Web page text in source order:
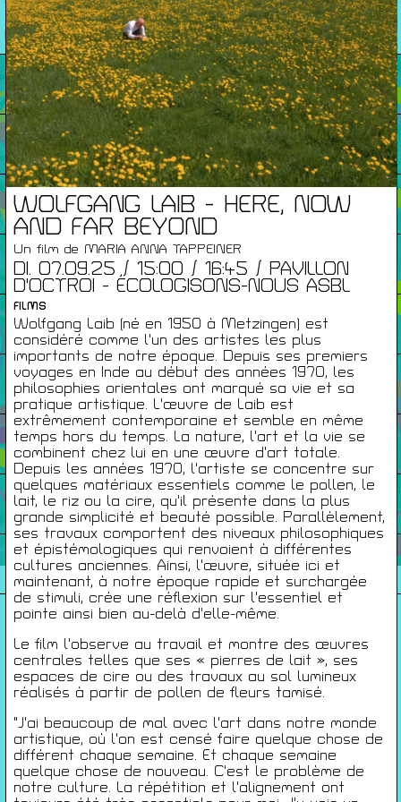
WOLFGANG LAIB - HERE, NOW
AND FAR BEYOND
Un film de MARIA ANNA TAPPEINER
DI. 07.09.25 / 15:00 / 16:45 / PAVILLON
D'OCTROI - ÉCOLOGISONS-NOUS ASBL
FILMS
Wolfgang Laib (né en 1950 à Metzingen) est
considéré comme l'un des artistes les plus
importants de notre époque. Depuis ses premiers
voyages en Inde au début des années 1970, les
philosophies orientales ont marqué sa vie et sa
pratique artistique. L'œuvre de Laib est
extrêmement contemporaine et semble en même
temps hors du temps. La nature, l'art et la vie se
combinent chez lui en une œuvre d'art totale.
Depuis les années 1970, l'artiste se concentre sur
quelques matériaux essentiels comme le pollen, le
lait, le riz ou la cire, qu'il présente dans la plus
grande simplicité et beauté possible. Parallèlement,
ses travaux comportent des niveaux philosophiques
et épistémologiques qui renvoient à différentes
cultures anciennes. Ainsi, l'œuvre, située ici et
maintenant, à notre époque rapide et surchargée
de stimuli, crée une réflexion sur l'essentiel et
pointe ainsi bien au-delà d'elle-même.
Le film l'observe au travail et montre des œuvres
centrales telles que ses « pierres de lait », ses
espaces de cire ou des travaux au sol lumineux
réalisés à partir de pollen de fleurs tamisé.
"J'ai beaucoup de mal avec l'art dans notre monde
artistique, où l'on est censé faire quelque chose de
différent chaque semaine. Et chaque semaine
quelque chose de nouveau. C'est le problème de
notre culture. La répétition et l'alignement ont
26/27
RENCONTRES
Agenda
Expositions
Éditions
Artists Print
Podcasts
À Propos
Infos Pratiques
Cartes De Membre
Saisons Précédentes
À propos
Infos pratiques
Carte de membres
S'inscrire à la Newsletter
Mentions légales
Politique de confidentialité